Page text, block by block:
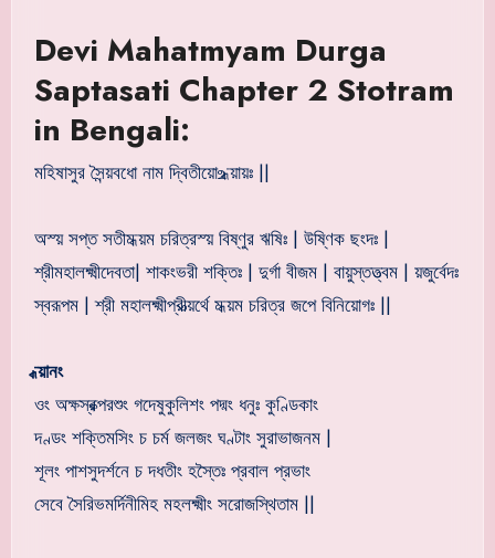
Devi Mahatmyam Durga
Saptasati Chapter 2 Stotram
in Bengali:
মহিষাসুর সৈন্য়বধো নাম দ্বিতীয়ো‌உধ্য়ায়ঃ ||
অস্য় সপ্ত সতীমধ্য়ম চরিত্রস্য় বিষ্ণুর ঋষিঃ | উষ্ণিক ছংদঃ |
শ্রীমহালক্ষ্মীদেবতা| শাকংভরী শক্তিঃ | দুর্গা বীজম | বায়ুস্তত্ত্বম | য়জুর্বেদঃ
স্বরূপম | শ্রী মহালক্ষ্মীপ্রীত্য়র্থে মধ্য়ম চরিত্র জপে বিনিয়োগঃ ||
ধ্য়ানং
ওং অক্ষস্রক্পরশুং গদেষুকুলিশং পদ্মং ধনুঃ কুণ্ডিকাং
দণ্ডং শক্তিমসিং চ চর্ম জলজং ঘণ্টাং সুরাভাজনম |
শূলং পাশসুদর্শনে চ দধতীং হস্তৈঃ প্রবাল প্রভাং
সেবে সৈরিভমর্দিনীমিহ মহলক্ষ্মীং সরোজস্থিতাম ||